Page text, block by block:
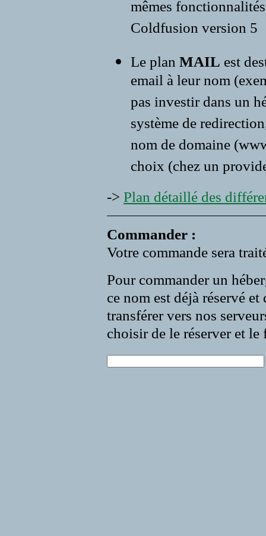
mêmes
Coldfusion version 5
Le plan MAIL est
email à leur nom
pas investir dans un
système de
nom de domaine
choix (chez un
-> Plan détaillé des
Commander :
Votre commande sera
Pour commander un
ce nom est déjà réservé
transférer vers nos
choisir de le réserver et